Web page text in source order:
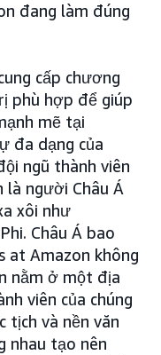
đang làm đúng
cấp chương
phù hợp để giúp
mẽ tại
đa dạng của
ngũ thành viên
là người Châu Á
xôi như
Châu Á bao
at Amazon không
nằm ở một địa
viên của chúng
tịch và nền văn
nhau tạo nên